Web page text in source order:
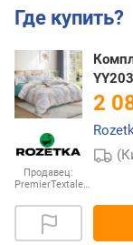
Где купить?
Продавец:
PremierTextale…
2